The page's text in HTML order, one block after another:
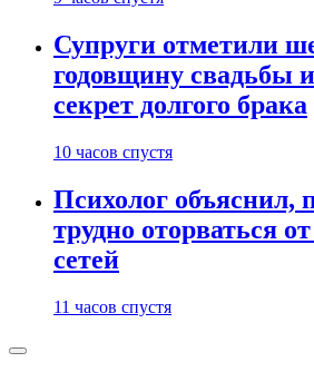
Супруги отметили
годовщину свадьбы
секрет долгого брака
10 часов спустя
Психолог объяснил,
трудно оторваться
сетей
11 часов спустя